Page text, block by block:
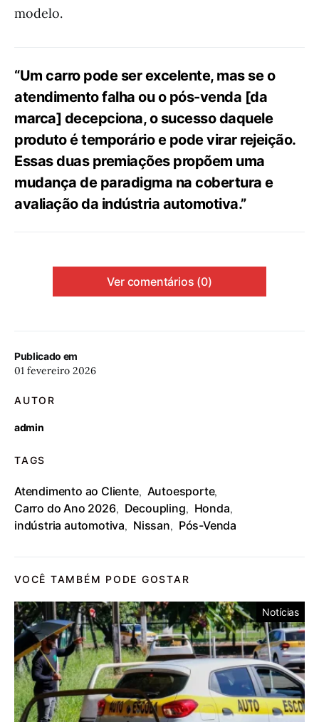
Publicado em
01 fevereiro 2026
AUTOR
admin
TAGS
Atendimento ao Cliente, Autoesporte,
Carro do Ano 2026, Decoupling, Honda,
indústria automotiva, Nissan, Pós-Venda
modelo.
“Um carro pode ser excelente, mas se o
atendimento falha ou o pós-venda [da
marca] decepciona, o sucesso daquele
produto é temporário e pode virar rejeição.
Essas duas premiações propõem uma
mudança de paradigma na cobertura e
avaliação da indústria automotiva.”
Ver comentários (0)
VOCÊ TAMBÉM PODE GOSTAR
Notícias